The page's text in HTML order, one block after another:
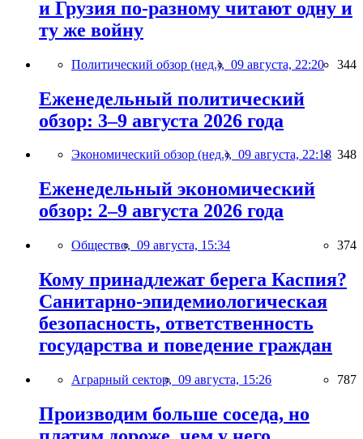
и Грузия по-разному читают одну и
ту же войну
Политический обзор (нед.), 09 августа, 22:20 344
Еженедельный политический
обзор: 3–9 августа 2026 года
Экономический обзор (нед.), 09 августа, 22:18 348
Еженедельный экономический
обзор: 2–9 августа 2026 года
Общество, 09 августа, 15:34 374
Кому принадлежат берега Каспия?
Санитарно-эпидемиологическая
безопасность, ответственность
государства и поведение граждан
Аграрный сектор, 09 августа, 15:26 787
Производим больше соседа, но